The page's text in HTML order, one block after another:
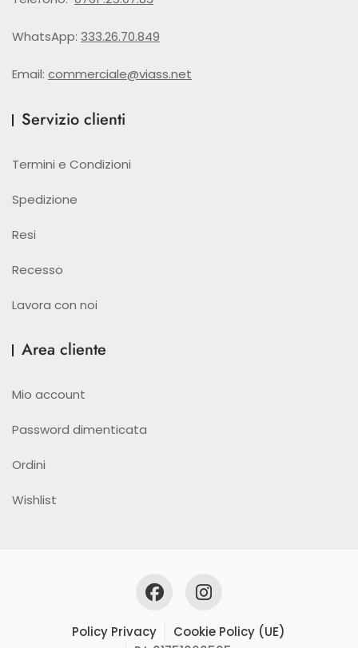
WhatsApp: 333.26.70.849
Email: commerciale@viass.net
Servizio clienti
Termini e Condizioni
Spedizione
Resi
Recesso
Lavora con noi
Area cliente
Mio account
Password dimenticata
Ordini
Wishlist
Policy Privacy
Cookie Policy (UE)